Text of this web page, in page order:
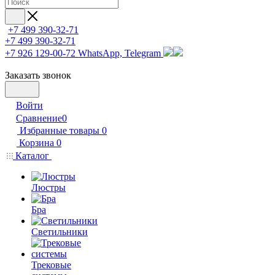
+7 499 390-32-71
+7 499 390-32-71
+7 926 129-00-72 WhatsApp, Telegram
Заказать звонок
Войти
Сравнение0
Избранные товары 0
Корзина 0
Каталог
Люстры
Бра
Светильники
Трековые